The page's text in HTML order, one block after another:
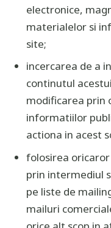
electronice,
materialelor si
site;
incercarea de a
continutul
modificarea prin
informatiilor
actiona in acest
folosirea
prin intermediul
pe liste de
mailuri